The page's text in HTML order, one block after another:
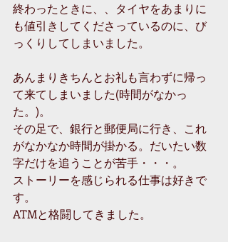
終わったときに、、タイヤをあまりに
も値引きしてくださっているのに、び
っくりしてしまいました。
あんまりきちんとお礼も言わずに帰っ
て来てしまいました(時間がなかっ
た。)。
その足で、銀行と郵便局に行き、これ
がなかなか時間が掛かる。だいたい数
字だけを追うことが苦手・・・。
ストーリーを感じられる仕事は好きで
す。
ATMと格闘してきました。